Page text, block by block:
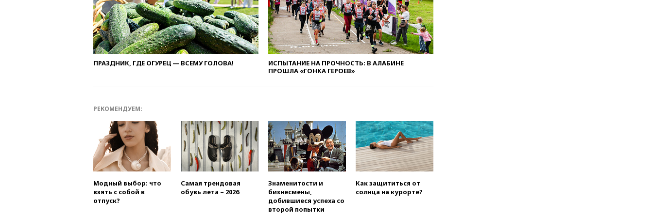
17:17Bloomberg:
киберкомандование США
расследует серию
самоубийств своих служащих
полеты в аэропорту
Геленджика
депутату Госдумы Алексею
Журавлеву
16:35
Мельникова и еще
шесть гимнастов сборной
России не получили визы на
ЧЕ
Движение по
Крымскому мосту
перекрывали второй раз за
ПРАЗДНИК, ГДЕ ОГУРЕЦ — ВСЕМУ ГОЛОВА!
ИСПЫТАНИЕ НА ПРОЧНОСТЬ: В АЛАБИНЕ
ПРОШЛА «ГОНКА ГЕРОЕВ»
РЕКОМЕНДУЕМ:
Модный выбор: что
взять с собой в
отпуск?
Самая трендовая
обувь лета – 2026
Знаменитости и
бизнесмены,
добившиеся успеха со
второй попытки
Как защититься от
солнца на курорте?